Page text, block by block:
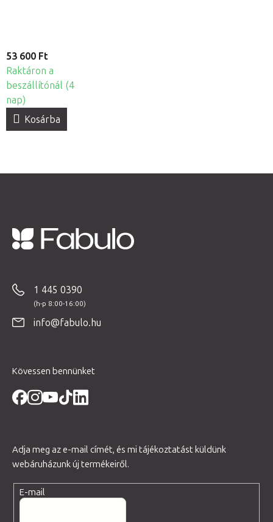
53 600 Ft
Raktáron a
beszállítónál (4
nap)
Kosárba
1 445 0390
info@fabulo.hu
Kövessen bennünket
Adja meg az e-mail címét, és mi tájékoztatást küldünk
webáruházunk új termékeiről.
E-mail